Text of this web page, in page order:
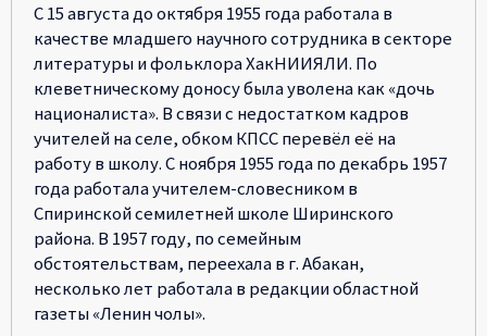
С 15 августа до октября 1955 года работала в
качестве младшего научного сотрудника в секторе
литературы и фольклора ХакНИИЯЛИ. По
клеветническому доносу была уволена как «дочь
националиста». В связи с недостатком кадров
учителей на селе, обком КПСС перевёл её на
работу в школу. С ноября 1955 года по декабрь 1957
года работала учителем-словесником в
Спиринской семилетней школе Ширинского
района. В 1957 году, по семейным
обстоятельствам, переехала в г. Абакан,
несколько лет работала в редакции областной
газеты «Ленин чолы».